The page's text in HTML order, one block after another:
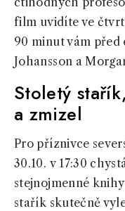
film uvidíte ve
90 minut vám
Johansson a
Stoletý
a zmizel
Pro příznivce
30.10. v 17:30
stejnojmenné knihy
stařík skutečně